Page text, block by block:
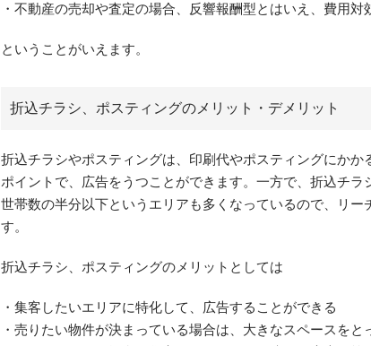
・不動産の売却や査定の場合、反響報酬型とはいえ、費用
ということがいえます。
折込チラシ、ポスティングのメリット・デメリット
折込チラシやポスティングは、印刷代やポスティングにか
ポイントで、広告をうつことができます。一方で、折込チラ
世帯数の半分以下というエリアも多くなっているので、リ
す。
折込チラシ、ポスティングのメリットとしては
・集客したいエリアに特化して、広告することができる
・売りたい物件が決まっている場合は、大きなスペースをと